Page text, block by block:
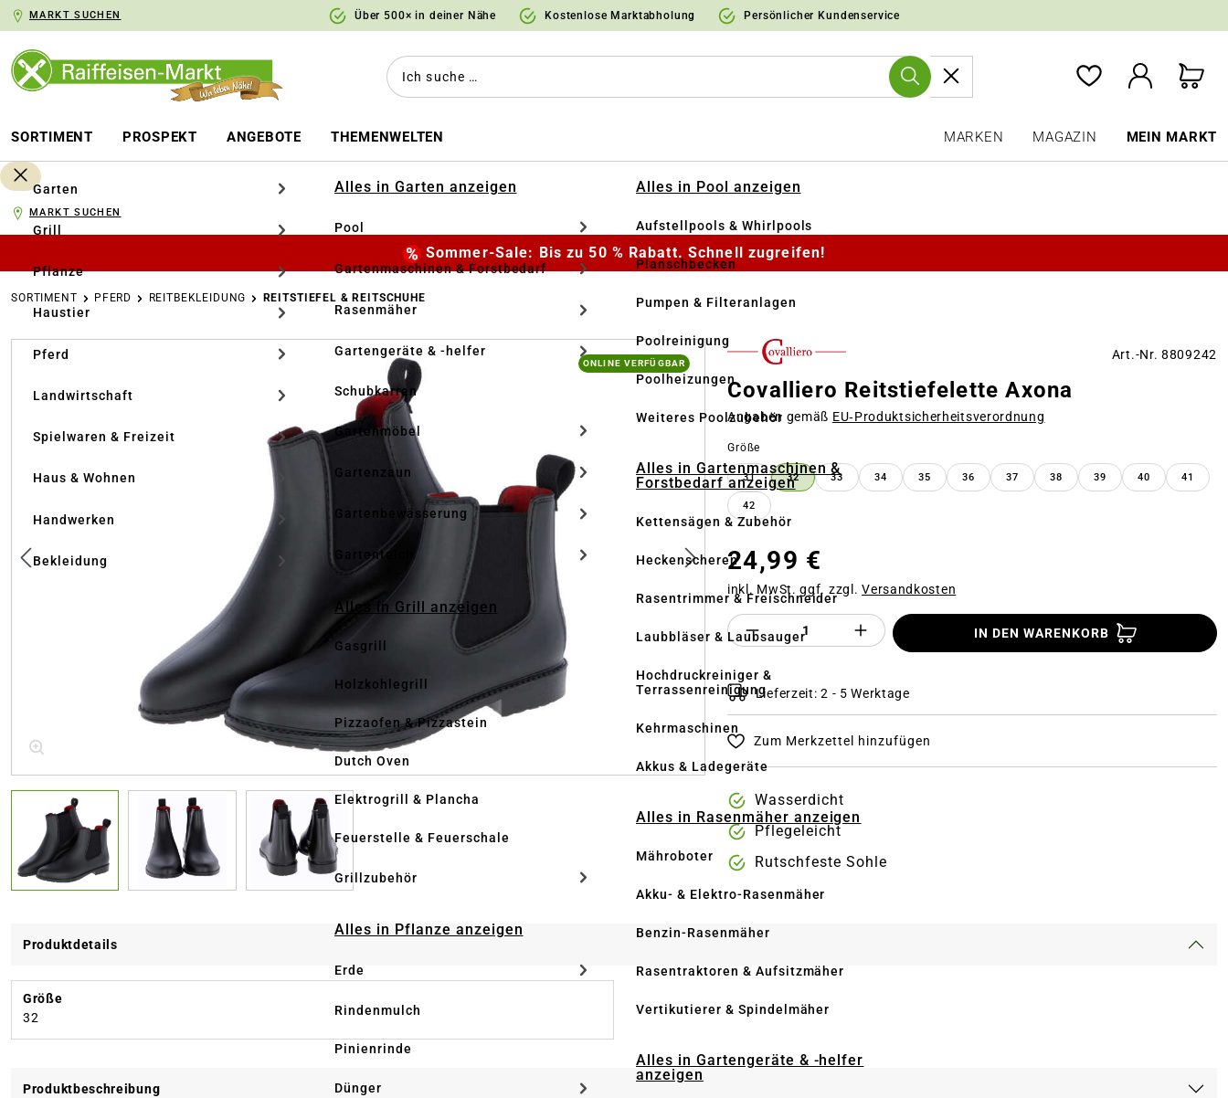
Zur Hauptnavigation springen
MARKT SUCHEN Über 500× in deiner Nähe Kostenlose Marktabholung Persönlicher Kundenservice
SORTIMENT PROSPEKT ANGEBOTE THEMENWELTEN MARKEN MAGAZIN MEIN MARKT
Garten
Grill
Pflanze
Haustier
Pferd
Landwirtschaft
Spielwaren & Freizeit
Haus & Wohnen
Handwerken
Bekleidung
Alles in Garten anzeigen
Pool
Gartenmaschinen & Forstbedarf
Rasenmäher
Gartengeräte & -helfer
Schubkarren
Gartenmöbel
Gartenzaun
Gartenbewässerung
Gartenteich
Alles in Grill anzeigen
Gasgrill
Holzkohlegrill
Pizzaofen & Pizzastein
Dutch Oven
Elektrogrill & Plancha
Feuerstelle & Feuerschale
Grillzubehör
Alles in Pflanze anzeigen
Erde
Rindenmulch
Pinienrinde
Dünger
Alles in Pool anzeigen
Aufstellpools & Whirlpools
Planschbecken
Pumpen & Filteranlagen
Poolreinigung
Poolheizungen
Weiteres Poolzubehör
Alles in Gartenmaschinen &
Forstbedarf anzeigen
Kettensägen & Zubehör
Heckenscheren
Rasentrimmer & Freischneider
Laubbläser & Laubsauger
Hochdruckreiniger &
Terrassenreinigung
Kehrmaschinen
Akkus & Ladegeräte
Alles in Rasenmäher anzeigen
Mähroboter
Akku- & Elektro-Rasenmäher
Benzin-Rasenmäher
Rasentraktoren & Aufsitzmäher
Vertikutierer & Spindelmäher
Alles in Gartengeräte & -helfer
anzeigen
MARKT SUCHEN
Sommer-Sale: Bis zu 50 % Rabatt. Schnell zugreifen!
SORTIMENT PFERD REITBEKLEIDUNG REITSTIEFEL & REITSCHUHE
Bildergalerie überspringen
ONLINE VERFÜGBAR
Art.-Nr. 8809242
Covalliero Reitstiefelette Axona
Angaben gemäß EU‑Produktsicherheitsverordnung
Größe
31 32 33 34 35 36 37 38 39 40 41
42
24,99 €
inkl. MwSt. ggf. zzgl.Versandkosten
Produkt Anzahl des Produktes "%product%":
IN DEN WARENKORB
Lieferzeit: 2 - 5 Werktage
Zum Merkzettel hinzufügen
Wasserdicht
Pflegeleicht
Rutschfeste Sohle
Produktdetails
Größe
32
Produktbeschreibung